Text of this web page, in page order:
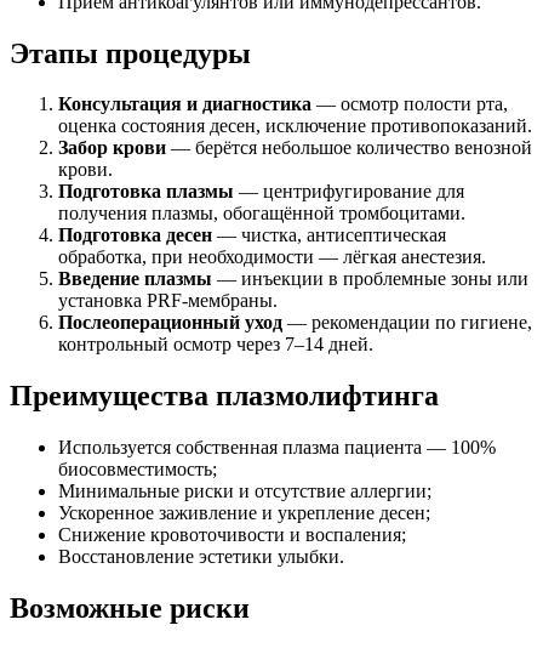
Этапы процедуры
Консультация и диагностика — осмотр полости рта,
оценка состояния десен, исключение противопоказаний.
Забор крови — берётся небольшое количество венозной
крови.
Подготовка плазмы — центрифугирование для
получения плазмы, обогащённой тромбоцитами.
Подготовка десен — чистка, антисептическая
обработка, при необходимости — лёгкая анестезия.
Введение плазмы — инъекции в проблемные зоны или
установка PRF-мембраны.
Послеоперационный уход — рекомендации по гигиене,
контрольный осмотр через 7–14 дней.
Преимущества плазмолифтинга
Используется собственная плазма пациента — 100%
биосовместимость;
Минимальные риски и отсутствие аллергии;
Ускоренное заживление и укрепление десен;
Снижение кровоточивости и воспаления;
Восстановление эстетики улыбки.
Возможные риски